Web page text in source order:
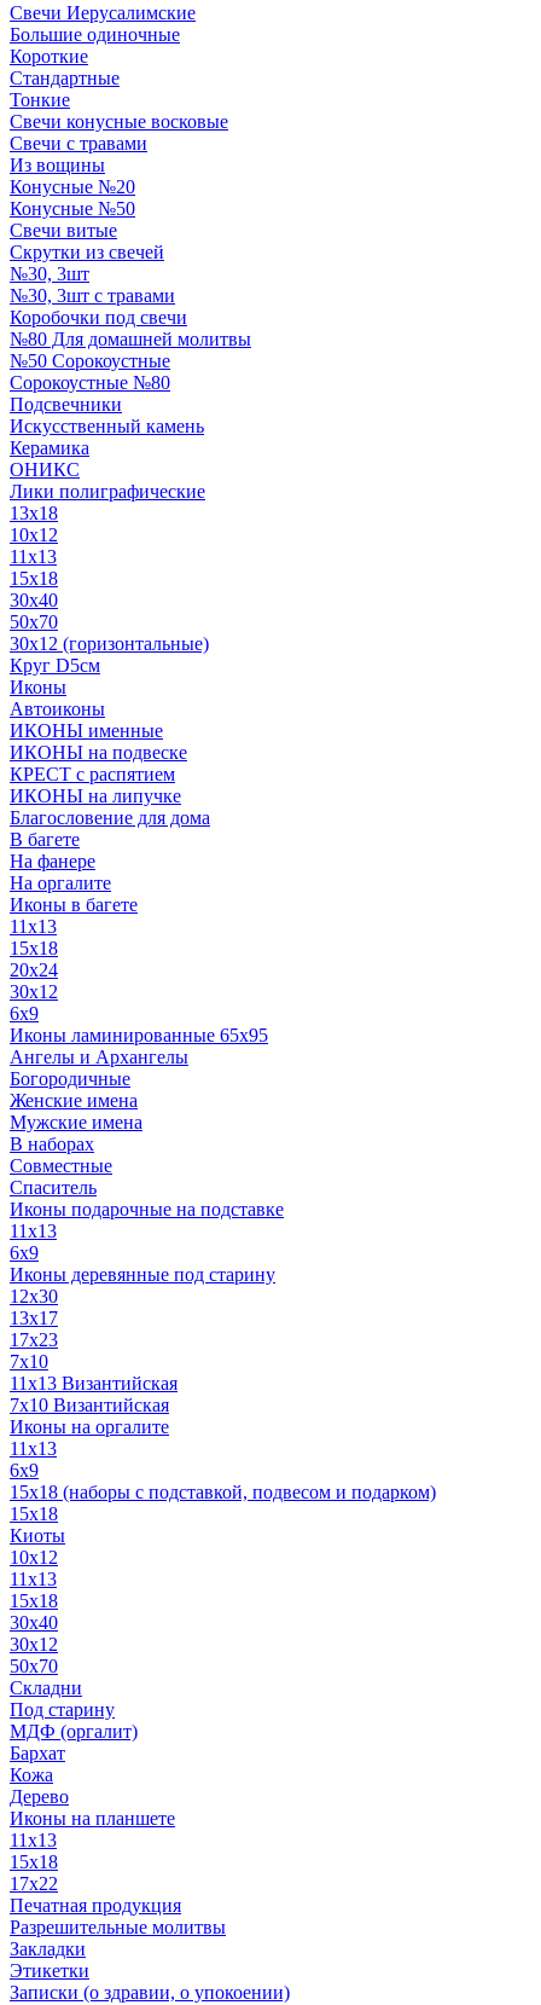
Свечи Иерусалимские
Большие одиночные
Короткие
Стандартные
Тонкие
Свечи конусные восковые
Свечи с травами
Из вощины
Конусные №20
Конусные №50
Свечи витые
Скрутки из свечей
№30, 3шт
№30, 3шт с травами
Коробочки под свечи
№80 Для домашней молитвы
№50 Сорокоустные
Сорокоустные №80
Подсвечники
Искусственный камень
Керамика
ОНИКС
Лики полиграфические
13x18
10x12
11х13
15х18
30x40
50x70
30x12 (горизонтальные)
Круг D5см
Иконы
Автоиконы
ИКОНЫ именные
ИКОНЫ на подвеске
КРЕСТ с распятием
ИКОНЫ на липучке
Благословение для дома
В багете
На фанере
На оргалите
Иконы в багете
11x13
15x18
20x24
30х12
6x9
Иконы ламинированные 65x95
Ангелы и Архангелы
Богородичные
Женские имена
Мужские имена
В наборах
Совместные
Спаситель
Иконы подарочные на подставке
11x13
6x9
Иконы деревянные под старину
12х30
13x17
17x23
7x10
11x13 Византийская
7x10 Византийская
Иконы на оргалите
11x13
6x9
15х18 (наборы с подставкой, подвесом и подарком)
15x18
Киоты
10x12
11x13
15x18
30x40
30х12
50x70
Складни
Под старину
МДФ (оргалит)
Бархат
Кожа
Дерево
Иконы на планшете
11х13
15х18
17х22
Печатная продукция
Разрешительные молитвы
Закладки
Этикетки
Записки (о здравии, о упокоении)